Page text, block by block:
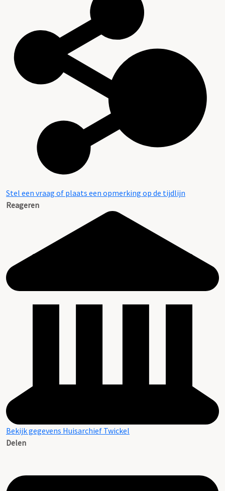
Stel een vraag of plaats een opmerking op de tijdlijn
Reageren
Bekijk gegevens Huisarchief Twickel
Delen